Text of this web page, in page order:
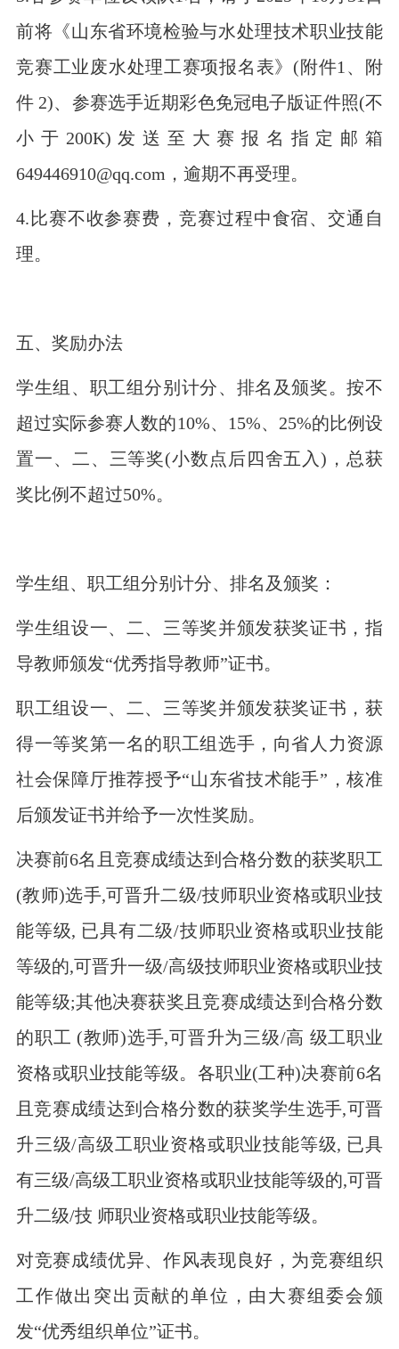
前将《山东省环境检验与水处理技术职业技能
竞赛工业废水处理工赛项报名表》(附件1、附
件 2)、参赛选手近期彩色免冠电子版证件照(不
小于200K)发送至大赛报名指定邮箱
649446910@qq.com，逾期不再受理。
4.比赛不收参赛费，竞赛过程中食宿、交通自
理。
五、奖励办法
学生组、职工组分别计分、排名及颁奖。按不
超过实际参赛人数的10%、15%、25%的比例设
置一、二、三等奖(小数点后四舍五入)，总获
奖比例不超过50%。
学生组、职工组分别计分、排名及颁奖：
学生组设一、二、三等奖并颁发获奖证书，指
导教师颁发“优秀指导教师”证书。
职工组设一、二、三等奖并颁发获奖证书，获
得一等奖第一名的职工组选手，向省人力资源
社会保障厅推荐授予“山东省技术能手”，核准
后颁发证书并给予一次性奖励。
决赛前6名且竞赛成绩达到合格分数的获奖职工
(教师)选手,可晋升二级/技师职业资格或职业技
能等级, 已具有二级/技师职业资格或职业技能
等级的,可晋升一级/高级技师职业资格或职业技
能等级;其他决赛获奖且竞赛成绩达到合格分数
的职工 (教师)选手,可晋升为三级/高 级工职业
资格或职业技能等级。各职业(工种)决赛前6名
且竞赛成绩达到合格分数的获奖学生选手,可晋
升三级/高级工职业资格或职业技能等级, 已具
有三级/高级工职业资格或职业技能等级的,可晋
升二级/技 师职业资格或职业技能等级。
对竞赛成绩优异、作风表现良好，为竞赛组织
工作做出突出贡献的单位，由大赛组委会颁
发“优秀组织单位”证书。